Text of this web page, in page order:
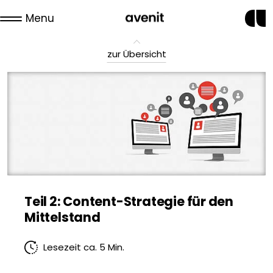
zur Übersicht
Teil 2: Content-Strategie für den
Mittelstand
Lesezeit ca. 5 Min.
Menu